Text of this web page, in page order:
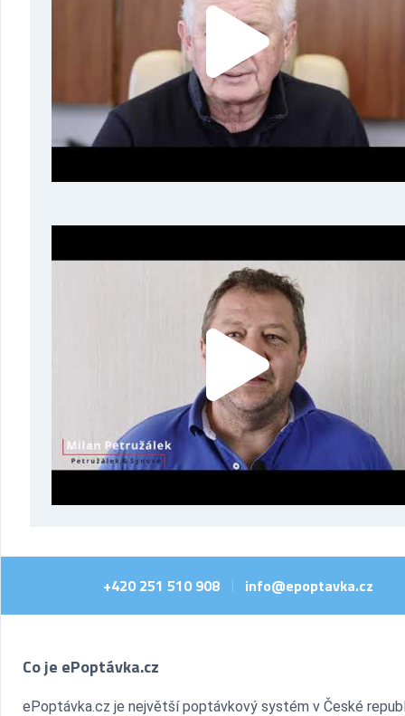
+420 251 510 908 info@epoptavka.cz
Co je ePoptávka.cz
ePoptávka.cz je největší poptávkový systém v České